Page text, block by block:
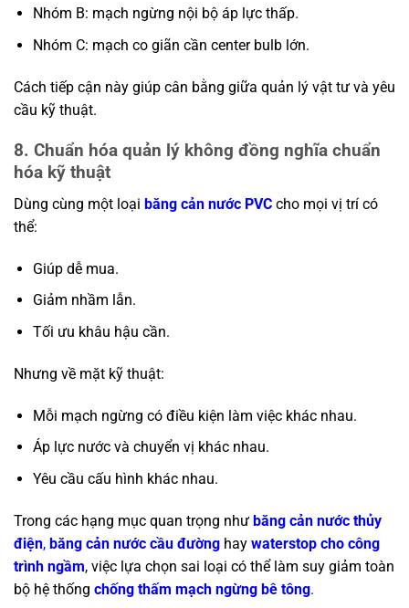
Nhóm B: mạch ngừng nội bộ áp lực thấp.
Nhóm C: mạch co giãn cần center bulb lớn.
Cách tiếp cận này giúp cân bằng giữa quản lý vật tư và yêu
cầu kỹ thuật.
8. Chuẩn hóa quản lý không đồng nghĩa chuẩn
hóa kỹ thuật
Dùng cùng một loại băng cản nước PVC cho mọi vị trí có
thể:
Giúp dễ mua.
Giảm nhầm lẫn.
Tối ưu khâu hậu cần.
Nhưng về mặt kỹ thuật:
Mỗi mạch ngừng có điều kiện làm việc khác nhau.
Áp lực nước và chuyển vị khác nhau.
Yêu cầu cấu hình khác nhau.
Trong các hạng mục quan trọng như băng cản nước thủy
điện, băng cản nước cầu đường hay waterstop cho công
trình ngầm, việc lựa chọn sai loại có thể làm suy giảm toàn
bộ hệ thống chống thấm mạch ngừng bê tông.